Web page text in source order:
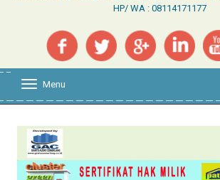
HP/ WA : 08114171177
n
a
Menu